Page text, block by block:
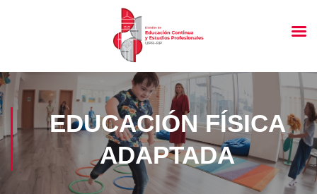
EDUCACIÓN FÍSICA
ADAPTADA